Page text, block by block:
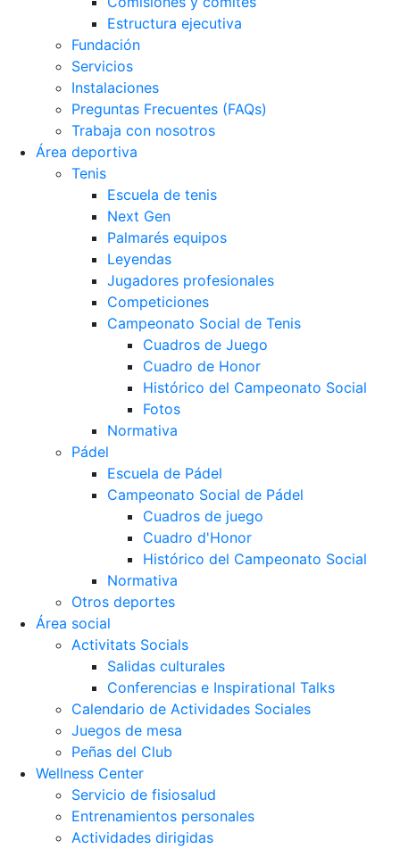
Estructura ejecutiva
Fundación
Servicios
Instalaciones
Preguntas Frecuentes (FAQs)
Trabaja con nosotros
Área deportiva
Tenis
Escuela de tenis
Next Gen
Palmarés equipos
Leyendas
Jugadores profesionales
Competiciones
Campeonato Social de Tenis
Cuadros de Juego
Cuadro de Honor
Histórico del Campeonato Social
Fotos
Normativa
Pádel
Escuela de Pádel
Campeonato Social de Pádel
Cuadros de juego
Cuadro d'Honor
Histórico del Campeonato Social
Normativa
Otros deportes
Área social
Activitats Socials
Salidas culturales
Conferencias e Inspirational Talks
Calendario de Actividades Sociales
Juegos de mesa
Peñas del Club
Wellness Center
Servicio de fisiosalud
Entrenamientos personales
Actividades dirigidas